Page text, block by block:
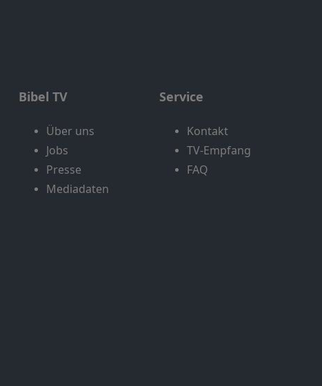
Bibel TV
Über uns
Jobs
Presse
Mediadaten
Service
Kontakt
TV-Empfang
FAQ